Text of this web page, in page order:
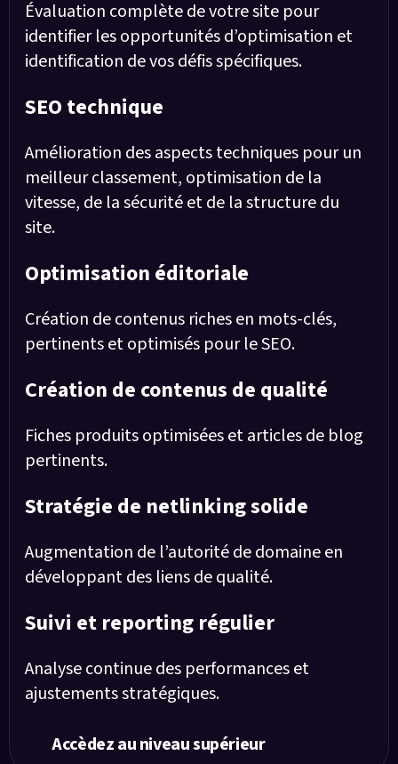
Évaluation complète de votre site pour
identifier les opportunités d’optimisation et
identification de vos défis spécifiques.
SEO technique
Amélioration des aspects techniques pour un
meilleur classement, optimisation de la
vitesse, de la sécurité et de la structure du
site.
Optimisation éditoriale
Création de contenus riches en mots-clés,
pertinents et optimisés pour le SEO.
Création de contenus de qualité
Fiches produits optimisées et articles de blog
pertinents.
Stratégie de netlinking solide
Augmentation de l’autorité de domaine en
développant des liens de qualité.
Suivi et reporting régulier
Analyse continue des performances et
ajustements stratégiques.
Accèdez au niveau supérieur